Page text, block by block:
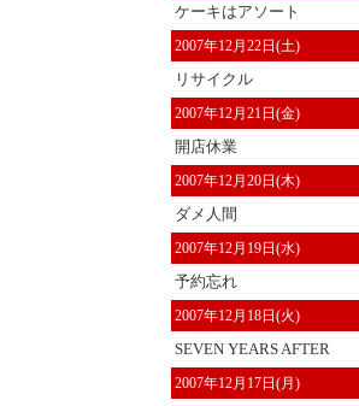
ケーキはアソート
2007年12月22日(土)
リサイクル
2007年12月21日(金)
開店休業
2007年12月20日(木)
ダメ人間
2007年12月19日(水)
予約忘れ
2007年12月18日(火)
SEVEN YEARS AFTER
2007年12月17日(月)